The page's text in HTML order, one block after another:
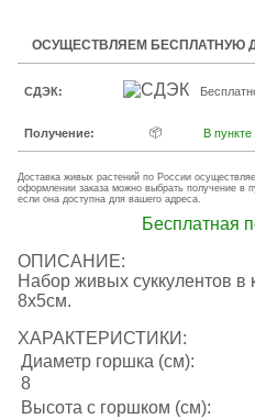
ОСУЩЕСТВЛЯЕМ БЕСПЛАТНУЮ
СДЭК:
Получение: 📦 В
Доставка живых растений по России
оформлении заказа можно выбрать получение в
если она доступна для вашего адреса.
Бесплатная
ОПИСАНИЕ:
Набор живых суккулентов в
8х5см.
ХАРАКТЕРИСТИКИ:
Диаметр горшка (см):
8
Высота с горшком (см):